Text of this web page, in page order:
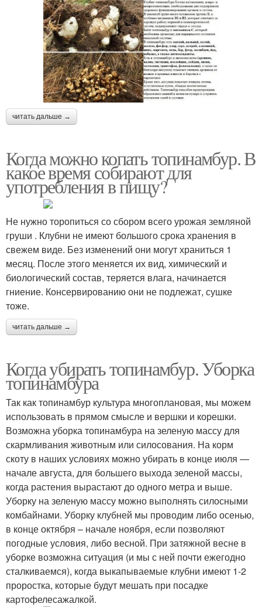
читать дальше →
Когда можно копать топинамбур. В
какое время собирают для
употребления в пищу?
Не нужно торопиться со сбором всего урожая земляной
груши . Клубни не имеют большого срока хранения в
свежем виде. Без изменений они могут храниться 1
месяц. После этого меняется их вид, химический и
биологический состав, теряется влага, начинается
гниение. Консервированию они не подлежат, сушке
тоже.
читать дальше →
Когда убирать топинамбур. Уборка
топинамбура
Так как топинамбур культура многоплановая, мы можем
использовать в прямом смысле и вершки и корешки.
Возможна уборка топинамбура на зеленую массу для
скармливания животным или силосования. На корм
скоту в наших условиях можно убирать в конце июля —
начале августа, для большего выхода зеленой массы,
когда растения вырастают до одного метра и выше.
Уборку на зеленую массу можно выполнять силосными
комбайнами. Уборку клубней мы проводим либо осенью,
в конце октября – начале ноября, если позволяют
погодные условия, либо весной. При затяжной весне в
уборке возможна ситуация (и мы с ней почти ежегодно
сталкиваемся), когда выкапываемые клубни имеют 1-2
проростка, которые будут мешать при посадке
картофелесажалкой.